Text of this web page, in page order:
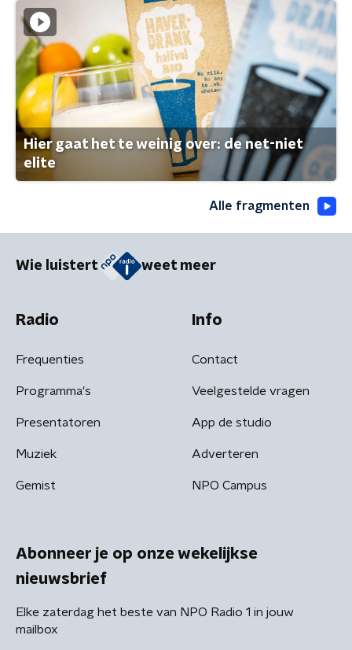
Hier gaat het te weinig over: de net-niet
elite
Alle fragmenten
Wie luistert weet meer
Radio
Frequenties
Programma's
Presentatoren
Muziek
Gemist
Info
Contact
Veelgestelde vragen
App de studio
Adverteren
NPO Campus
Abonneer je op onze wekelijkse
nieuwsbrief
Elke zaterdag het beste van NPO Radio 1 in jouw
mailbox